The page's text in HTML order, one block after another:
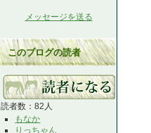
メッセージを送る
このブログの読者
読者数：82人
もなか
りっちゃん